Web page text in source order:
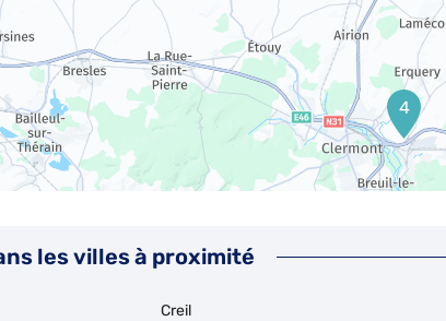
4
les villes à proximité
Creil